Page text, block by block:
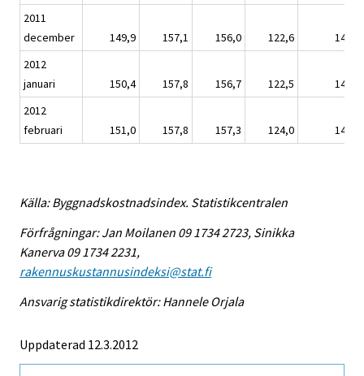
2011
december
149,9 157,1 156,0 122,6
148,0
2012
januari
150,4 157,8 156,7 122,5
148,4
2012
februari
151,0 157,8 157,3 124,0 148,8
Källa: Byggnadskostnadsindex. Statistikcentralen
Förfrågningar: Jan Moilanen 09 1734 2723, Sinikka
Kanerva 09 1734 2231,
rakennuskustannusindeksi@stat.fi
Ansvarig statistikdirektör: Hannele Orjala
Uppdaterad 12.3.2012